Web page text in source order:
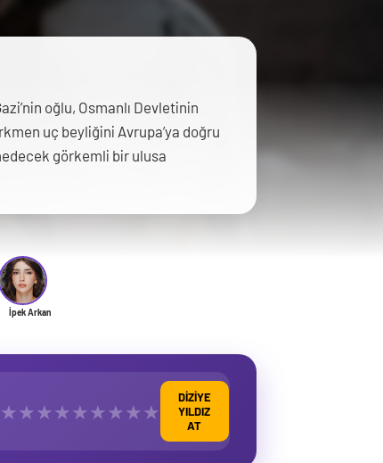
oğlu, Osmanlı Devletinin
uç beyliğini Avrupa’ya doğru
görkemli bir ulusa
İpek Arkan
★★★★★★★★★
DİZİYE
YILDIZ
AT